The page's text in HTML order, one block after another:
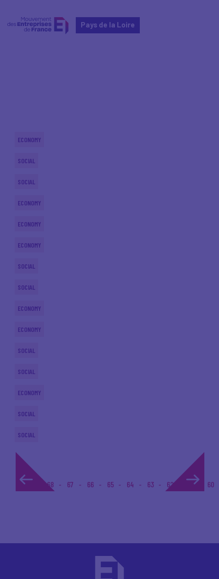
Pays de la Loire
ECONOMY
SOCIAL
SOCIAL
ECONOMY
ECONOMY
ECONOMY
SOCIAL
SOCIAL
ECONOMY
ECONOMY
SOCIAL
SOCIAL
ECONOMY
SOCIAL
SOCIAL
1... 68 67 66 65 64 63 62 60